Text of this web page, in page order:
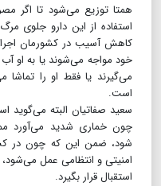
همتا توزیع می‌شود تا اگر
استفاده از این دارو جلوی
کاهش آسیب در کشورمان اجرا
خود مواجه می‌شوند یا به او
می‌گیرند یا فقط او را
است.
سعید صفاتیان البته می‌گوید
چون خماری شدید می‌آورد
شود، ضمن این که چون در
امنیتی و انتظامی عمل
استقبال قرار بگیرد.